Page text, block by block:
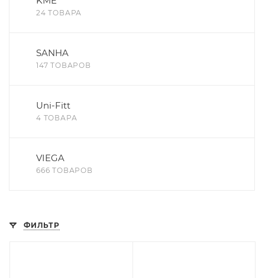
24 ТОВАРА
SANHA
147 ТОВАРОВ
Uni-Fitt
4 ТОВАРА
VIEGA
666 ТОВАРОВ
ФИЛЬТР